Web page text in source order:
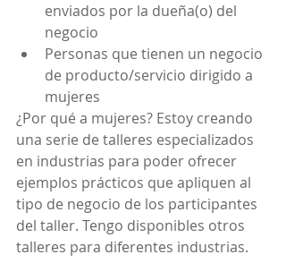
enviados por la dueña(o) del
negocio
Personas que tienen un negocio
de producto/servicio dirigido a
mujeres
¿Por qué a mujeres? Estoy creando
una serie de talleres especializados
en industrias para poder ofrecer
ejemplos prácticos que apliquen al
tipo de negocio de los participantes
del taller. Tengo disponibles otros
talleres para diferentes industrias.